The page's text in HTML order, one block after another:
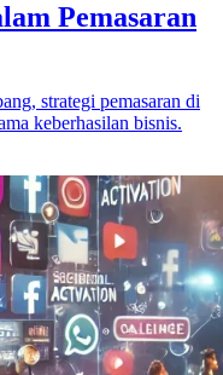
Pemasaran
strategi pemasaran di
keberhasilan bisnis.